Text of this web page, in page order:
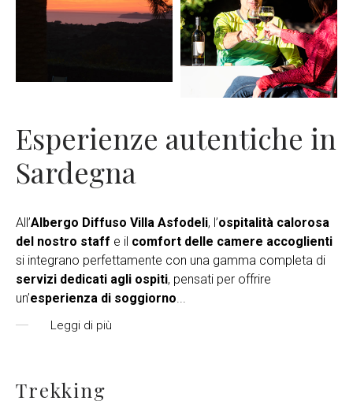
Esperienze autentiche in
Sardegna
All’Albergo Diffuso Villa Asfodeli, l’ospitalità calorosa
del nostro staff e il comfort delle camere accoglienti
si integrano perfettamente con una gamma completa di
servizi dedicati agli ospiti, pensati per offrire
un’esperienza di soggiorno...
Leggi di più
Trekking